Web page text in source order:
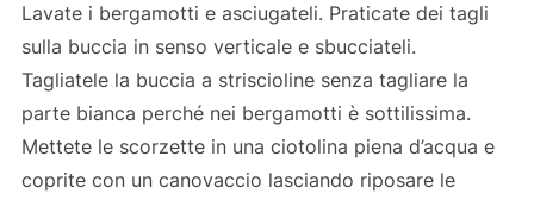
Lavate i bergamotti e asciugateli. Praticate dei tagli
sulla buccia in senso verticale e sbucciateli.
Tagliatele la buccia a striscioline senza tagliare la
parte bianca perché nei bergamotti è sottilissima.
Mettete le scorzette in una ciotolina piena d’acqua e
coprite con un canovaccio lasciando riposare le